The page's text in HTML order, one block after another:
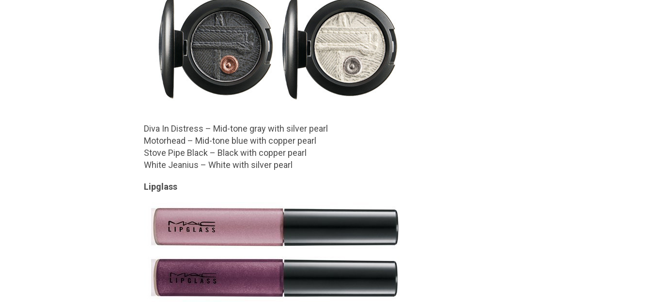
Diva In Distress – Mid-tone gray with silver pearl
Motorhead – Mid-tone blue with copper pearl
Stove Pipe Black – Black with copper pearl
White Jeanius – White with silver pearl
Lipglass